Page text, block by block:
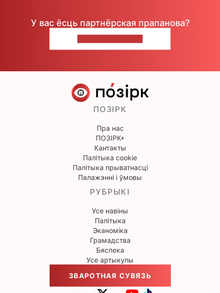
У вас ёсць партнёрская прапанова?
ПОЗІРК
Пра нас
ПОЗІРК+
Кантакты
Палітыка cookie
Палітыка прыватнасці
Палажэнні і ўмовы
РУБРЫКІ
Усе навіны
Палітыка
Эканоміка
Грамадства
Бяспека
Усе артыкулы
ЗВАРОТНАЯ СУВЯЗЬ